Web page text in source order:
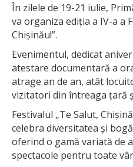
În zilele de 19-21 iulie,
va organiza ediția a IV-a a
Chișinău!”.
Evenimentul, dedicat
atestare documentară a
atrage an de an, atât
vizitatori din întreaga țară
Festivalul „Te Salut,
celebra diversitatea și
oferind o gamă variată de
spectacole pentru toate